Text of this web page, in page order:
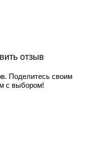
отзыв
Поделитесь своим
с выбором!